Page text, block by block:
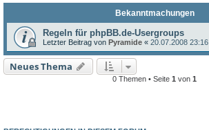
Bekanntmachungen
Regeln für phpBB.de-Usergroups
Letzter Beitrag von Pyramide « 20.07.2008 23:16
Neues Thema
0 Themen • Seite 1 von 1